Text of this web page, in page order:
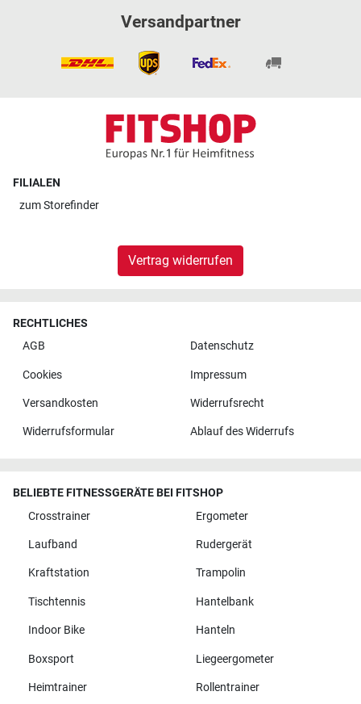
Versandpartner
FILIALEN
zumStorefinder
Vertrag widerrufen
RECHTLICHES
AGB
Datenschutz
Cookies Impressum
Versandkosten Widerrufsrecht
Widerrufsformular Ablauf des Widerrufs
BELIEBTE FITNESSGERÄTE BEI FITSHOP
Crosstrainer
Ergometer
Laufband Rudergerät
Kraftstation Trampolin
Tischtennis Hantelbank
Indoor Bike Hanteln
Boxsport Liegeergometer
Heimtrainer Rollentrainer